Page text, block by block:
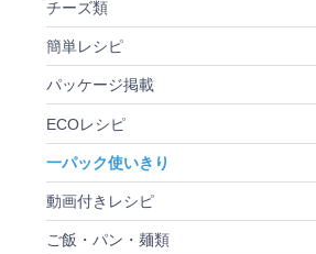
チーズ類
簡単レシピ
パッケージ掲載
ECOレシピ
一パック使いきり
動画付きレシピ
ご飯・パン・麺類